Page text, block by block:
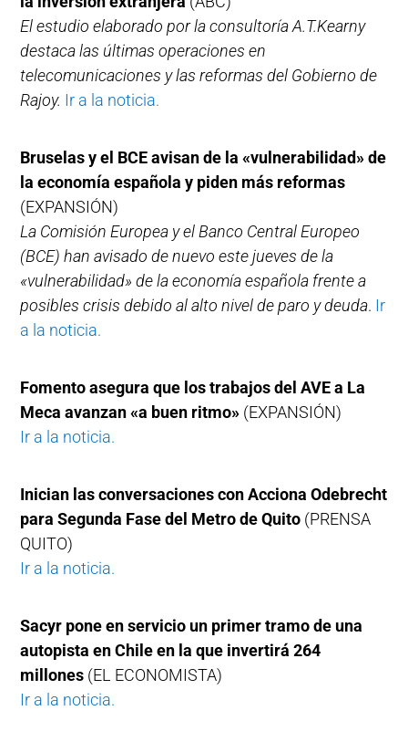
El estudio elaborado por la consultoría A.T.Kearny
destaca las últimas operaciones en
telecomunicaciones y las reformas del Gobierno de
Rajoy. Ir a la noticia.
Bruselas y el BCE avisan de la «vulnerabilidad» de
la economía española y piden más reformas
(EXPANSIÓN)
La Comisión Europea y el Banco Central Europeo
(BCE) han avisado de nuevo este jueves de la
«vulnerabilidad» de la economía española frente a
posibles crisis debido al alto nivel de paro y deuda. Ir
a la noticia.
Fomento asegura que los trabajos del AVE a La
Meca avanzan «a buen ritmo» (EXPANSIÓN)
Ir a la noticia.
Inician las conversaciones con Acciona Odebrecht
para Segunda Fase del Metro de Quito (PRENSA
QUITO)
Ir a la noticia.
Sacyr pone en servicio un primer tramo de una
autopista en Chile en la que invertirá 264
millones (EL ECONOMISTA)
Ir a la noticia.